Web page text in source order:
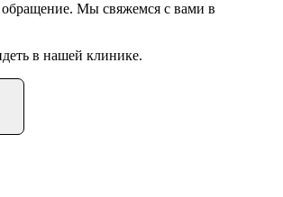
обращение. Мы свяжемся с вами в
в нашей клинике.